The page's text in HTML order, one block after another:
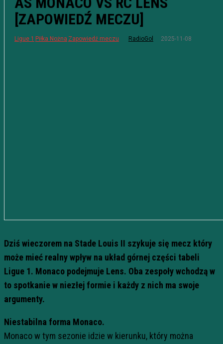
[ZAPOWIEDŹ MECZU]
Ligue 1 Piłka Nożna Zapowiedź meczu RadioGol 2025-11-08
Dziś wieczorem na Stade Louis II szykuje się mecz który
może mieć realny wpływ na układ górnej części tabeli
Ligue 1. Monaco podejmuje Lens. Oba zespoły wchodzą w
to spotkanie w niezłej formie i każdy z nich ma swoje
argumenty.
Niestabilna forma Monaco.
Monaco w tym sezonie idzie w kierunku, który można